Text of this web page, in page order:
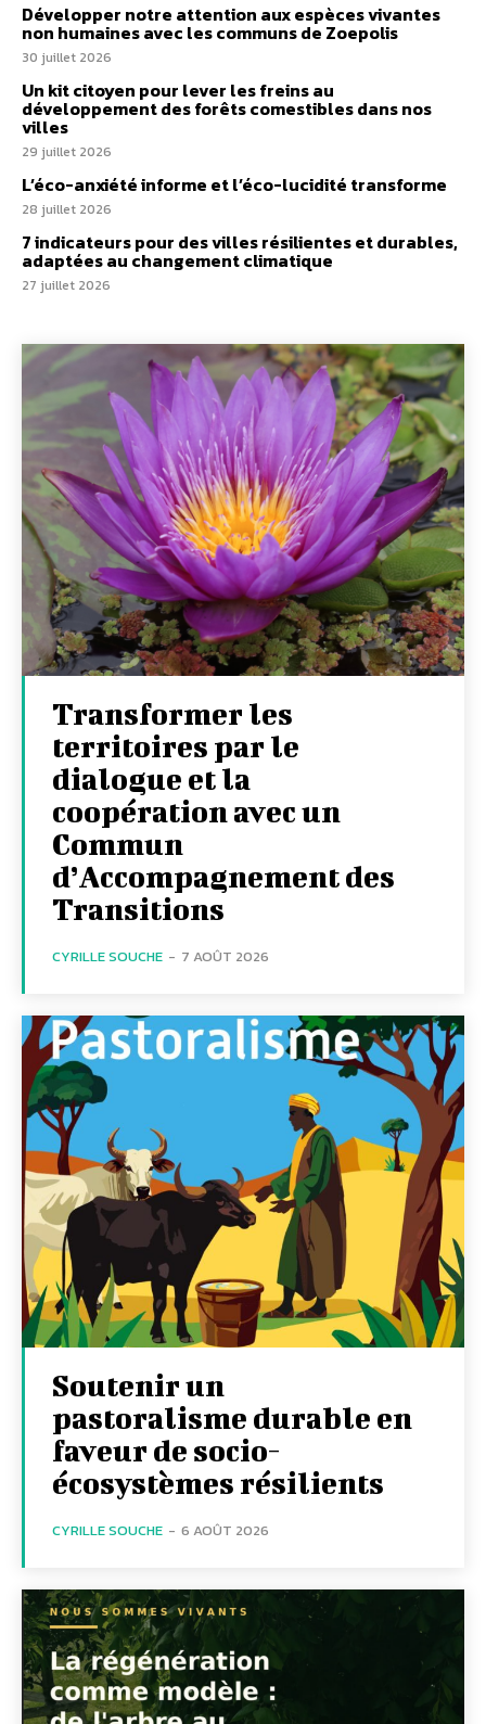
Développer notre attention aux espèces vivantes
non humaines avec les communs de Zoepolis
30 juillet 2026
Un kit citoyen pour lever les freins au
développement des forêts comestibles dans nos
villes
29 juillet 2026
L’éco-anxiété informe et l’éco-lucidité transforme
28 juillet 2026
7 indicateurs pour des villes résilientes et durables,
adaptées au changement climatique
27 juillet 2026
Transformer les
territoires par le
dialogue et la
coopération avec un
Commun
d’Accompagnement des
Transitions
CYRILLE SOUCHE - 7 AOÛT 2026
Soutenir un
pastoralisme durable en
faveur de socio-
écosystèmes résilients
CYRILLE SOUCHE - 6 AOÛT 2026